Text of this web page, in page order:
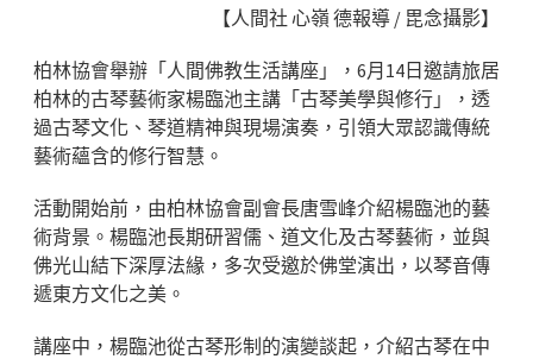
【人間社 心嶺 德報導 / 毘念攝影】
柏林協會舉辦「人間佛教生活講座」，6月14日邀請旅居
柏林的古琴藝術家楊臨池主講「古琴美學與修行」，透
過古琴文化、琴道精神與現場演奏，引領大眾認識傳統
藝術蘊含的修行智慧。
活動開始前，由柏林協會副會長唐雪峰介紹楊臨池的藝
術背景。楊臨池長期研習儒、道文化及古琴藝術，並與
佛光山結下深厚法緣，多次受邀於佛堂演出，以琴音傳
遞東方文化之美。
講座中，楊臨池從古琴形制的演變談起，介紹古琴在中